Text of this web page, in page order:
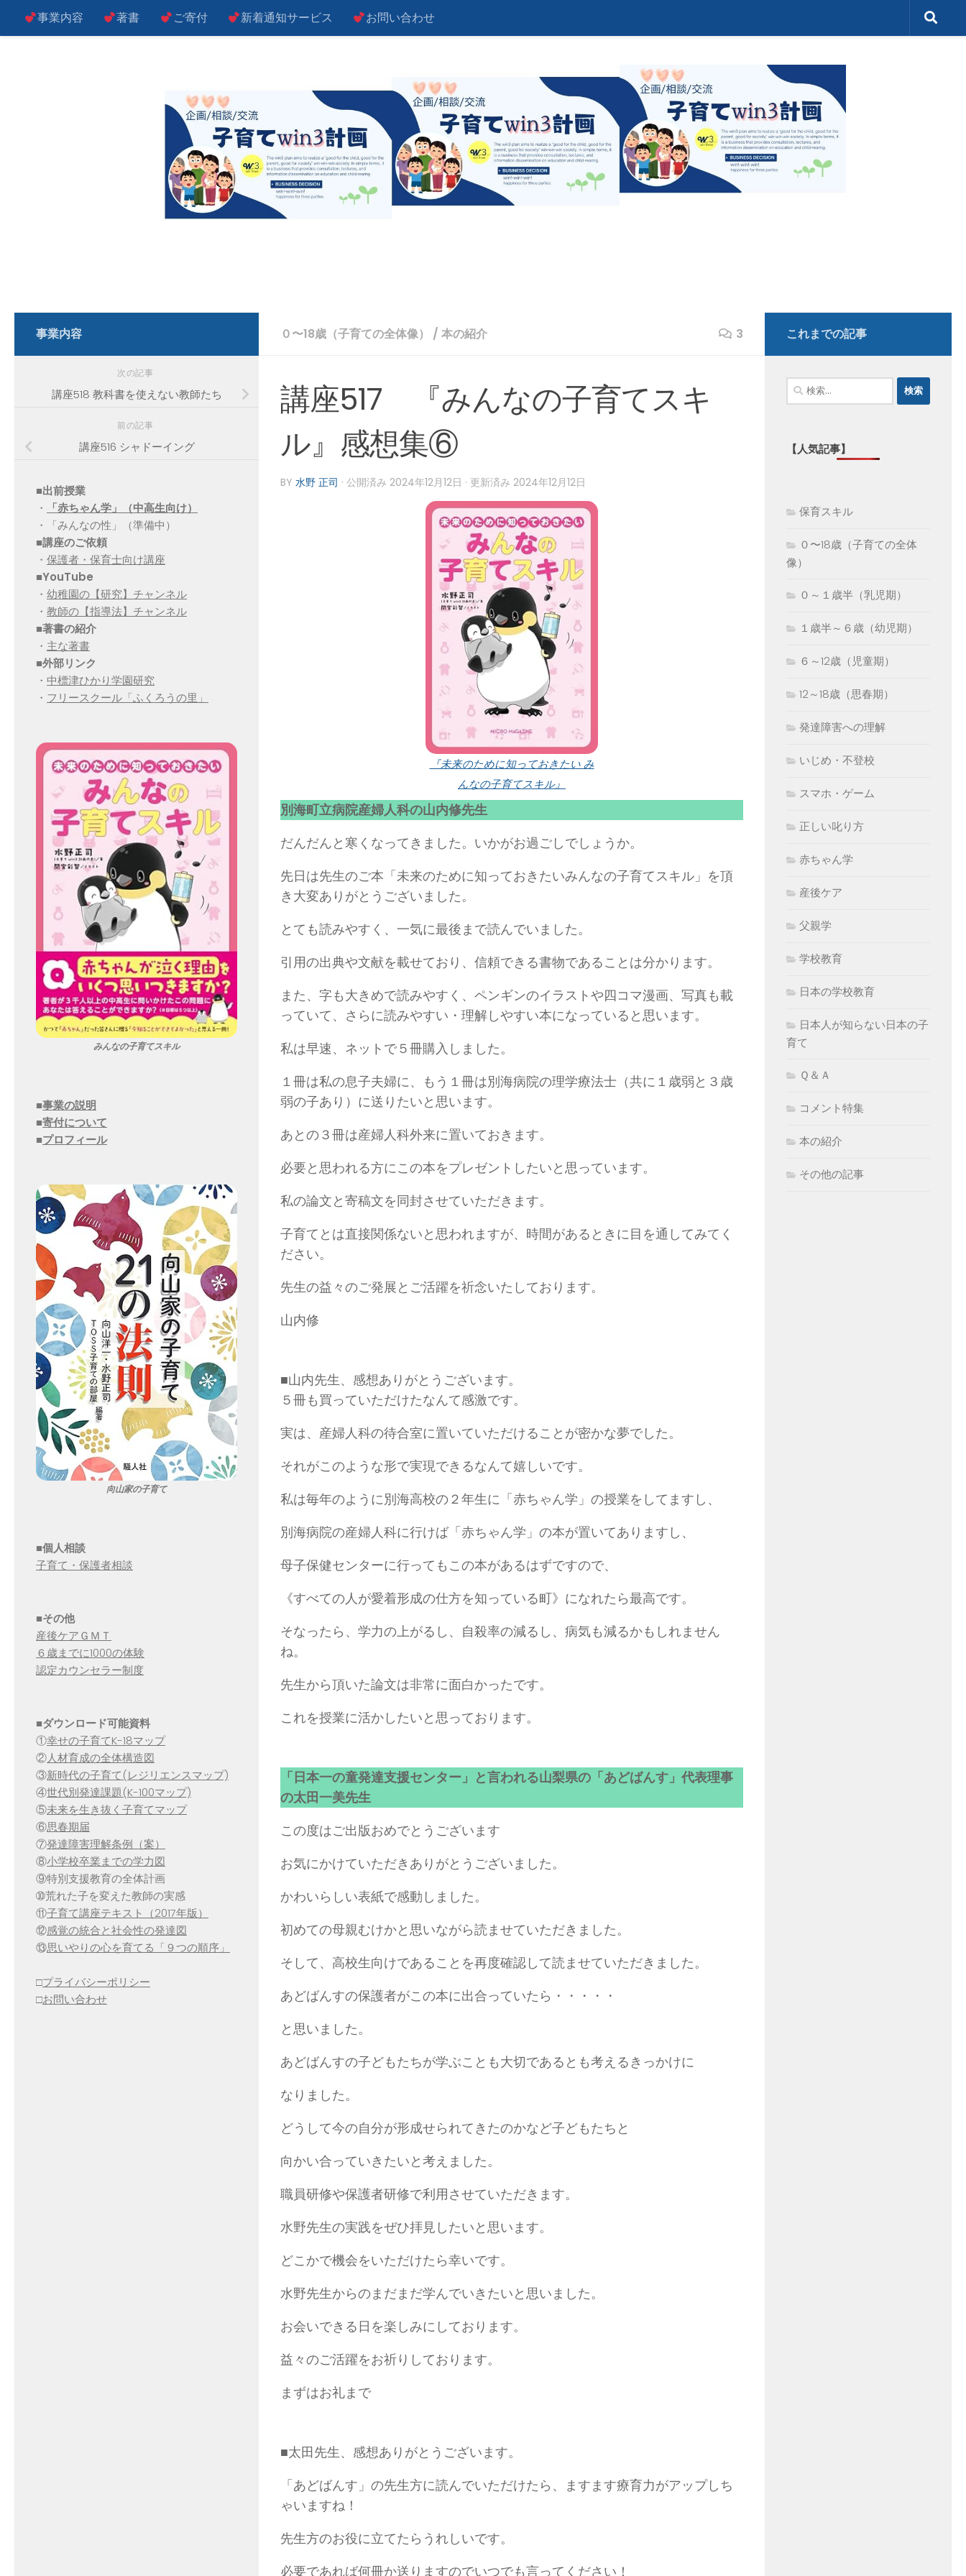
コンテンツへスキップ
事業内容 著書 ご寄付 新着通知サービス お問い合わせ
０〜18歳（子育ての全体像） / 本の紹介 3
講座517 『みんなの子育てスキ
ル』感想集⑥
BY 水野 正司 · 公開済み 2024年12月12日 · 更新済み 2024年12月12日
『未来のために知っておきたい み
んなの子育てスキル』
別海町立病院産婦人科の山内修先生
だんだんと寒くなってきました。いかがお過ごしでしょうか。
先日は先生のご本「未来のために知っておきたいみんなの子育てスキル」を頂
き大変ありがとうございました。
とても読みやすく、一気に最後まで読んでいました。
引用の出典や文献を載せており、信頼できる書物であることは分かります。
また、字も大きめで読みやすく、ペンギンのイラストや四コマ漫画、写真も載
っていて、さらに読みやすい・理解しやすい本になっていると思います。
私は早速、ネットで５冊購入しました。
１冊は私の息子夫婦に、もう１冊は別海病院の理学療法士（共に１歳弱と３歳
弱の子あり）に送りたいと思います。
あとの３冊は産婦人科外来に置いておきます。
必要と思われる方にこの本をプレゼントしたいと思っています。
私の論文と寄稿文を同封させていただきます。
子育てとは直接関係ないと思われますが、時間があるときに目を通してみてく
ださい。
先生の益々のご発展とご活躍を祈念いたしております。
山内修
■山内先生、感想ありがとうございます。
５冊も買っていただけたなんて感激です。
実は、産婦人科の待合室に置いていただけることが密かな夢でした。
それがこのような形で実現できるなんて嬉しいです。
私は毎年のように別海高校の２年生に「赤ちゃん学」の授業をしてますし、
別海病院の産婦人科に行けば「赤ちゃん学」の本が置いてありますし、
母子保健センターに行ってもこの本があるはずですので、
《すべての人が愛着形成の仕方を知っている町》になれたら最高です。
そなったら、学力の上がるし、自殺率の減るし、病気も減るかもしれません
ね。
先生から頂いた論文は非常に面白かったです。
これを授業に活かしたいと思っております。
「日本一の童発達支援センター」と言われる山梨県の「あどばんす」代表理事
の太田一美先生
この度はご出版おめでとうございます
お気にかけていただきありがとうございました。
かわいらしい表紙で感動しました。
初めての母親むけかと思いながら読ませていただきました。
そして、高校生向けであることを再度確認して読ませていただきました。
あどばんすの保護者がこの本に出合っていたら・・・・・
と思いました。
あどばんすの子どもたちが学ぶことも大切であるとも考えるきっかけに
なりました。
どうして今の自分が形成せられてきたのかなど子どもたちと
向かい合っていきたいと考えました。
職員研修や保護者研修で利用させていただきます。
水野先生の実践をぜひ拝見したいと思います。
どこかで機会をいただけたら幸いです。
水野先生からのまだまだ学んでいきたいと思いました。
お会いできる日を楽しみにしております。
益々のご活躍をお祈りしております。
まずはお礼まで
■太田先生、感想ありがとうございます。
「あどばんす」の先生方に読んでいただけたら、ますます療育力がアップしち
ゃいますね！
先生方のお役に立てたらうれしいです。
必要であれば何冊か送りますのでいつでも言ってください！
事業内容
次の記事
講座518 教科書を使えない教師たち
前の記事
講座516 シャドーイング
■出前授業
・
「赤ちゃん学」（中高生向け）
・「みんなの性」（準備中）
■講座のご依頼
・ 保護者・保育士向け講座
■YouTube
・ 幼稚園の【研究】チャンネル
・ 教師の【指導法】チャンネル
■著書の紹介
・ 主な著書
■外部リンク
・ 中標津ひかり学園研究
・ フリースクール「ふくろうの里」
みんなの子育てスキル
■事業の説明
■寄付について
■プロフィール
向山家の子育て
■個人相談
子育て・保護者相談
■その他
産後ケアＧＭＴ
６歳までに1000の体験
認定カウンセラー制度
■ダウンロード可能資料
①幸せの子育てK-18マップ
②人材育成の全体構造図
③新時代の子育て(レジリエンスマップ)
④世代別発達課題(K-100マップ)
⑤未来を生き抜く子育てマップ
⑥思春期届
⑦発達障害理解条例（案）
⑧小学校卒業までの学力図
⑨特別支援教育の全体計画
➉荒れた子を変えた教師の実感
⑪子育て講座テキスト（2017年版）
⑫感覚の統合と社会性の発達図
⑬思いやりの心を育てる「９つの順序」
□プライバシーポリシー
□お問い合わせ
これまでの記事
検
索:
【人気記事】
保育スキル
０〜18歳（子育ての全体
像）
０～１歳半（乳児期）
１歳半～６歳（幼児期）
６～12歳（児童期）
12～18歳（思春期）
発達障害への理解
いじめ・不登校
スマホ・ゲーム
正しい叱り方
赤ちゃん学
産後ケア
父親学
学校教育
日本の学校教育
日本人が知らない日本の子
育て
Ｑ＆Ａ
コメント特集
本の紹介
その他の記事